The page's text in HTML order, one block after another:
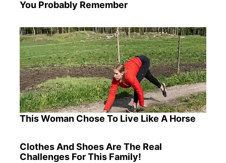
You Probably Remember
This Woman Chose To Live Like A Horse
Clothes And Shoes Are The Real
Challenges For This Family!